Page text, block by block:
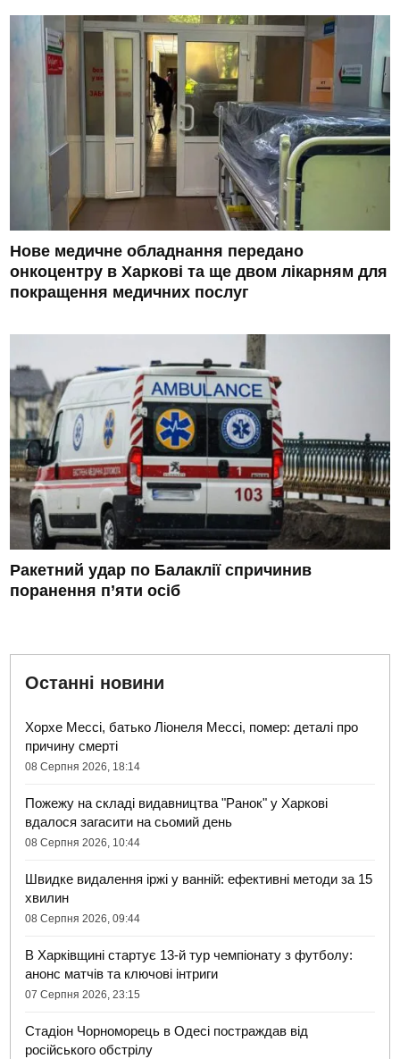
Нове медичне обладнання передано
онкоцентру в Харкові та ще двом лікарням для
покращення медичних послуг
Ракетний удар по Балаклії спричинив
поранення п’яти осіб
Останні новини
Хорхе Мессі, батько Ліонеля Мессі, помер: деталі про
причину смерті
08 Серпня 2026, 18:14
Пожежу на складі видавництва "Ранок" у Харкові
вдалося загасити на сьомий день
08 Серпня 2026, 10:44
Швидке видалення іржі у ванній: ефективні методи за 15
хвилин
08 Серпня 2026, 09:44
В Харківщині стартує 13-й тур чемпіонату з футболу:
анонс матчів та ключові інтриги
07 Серпня 2026, 23:15
Стадіон Чорноморець в Одесі постраждав від
російського обстрілу